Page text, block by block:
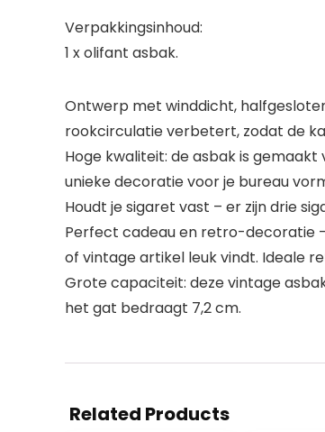
Verpakkingsinhoud:
1 x olifant asbak.
Ontwerp met winddicht,
rookcirculatie verbetert, zodat de
Hoge kwaliteit: de asbak is
unieke decoratie voor je bureau
Houdt je sigaret vast – er zijn drie
Perfect cadeau en retro-decoratie
of vintage artikel leuk vindt. Ideale
Grote capaciteit: deze vintage
het gat bedraagt 7,2 cm.
Related Products